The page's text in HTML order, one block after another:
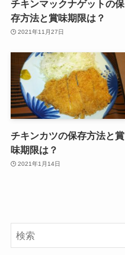
チキンマックナゲットの保
存方法と賞味期限は？
2021年11月27日
チキンカツの保存方法と賞
味期限は？
2021年1月14日